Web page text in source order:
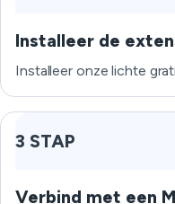
Installeer de
Installeer onze lichte
3 STAP
Verbind met een